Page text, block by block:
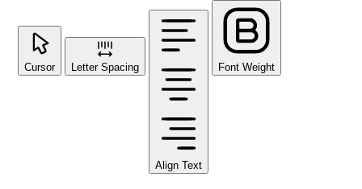
Cursor Letter Spacing
Align Text
Font Weight